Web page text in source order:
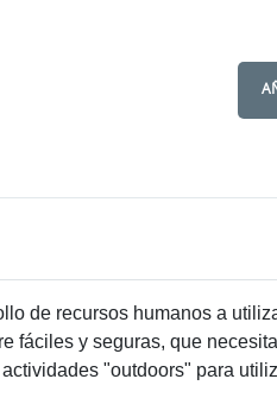
de recursos humanos a
fáciles y seguras, que
"outdoors" para